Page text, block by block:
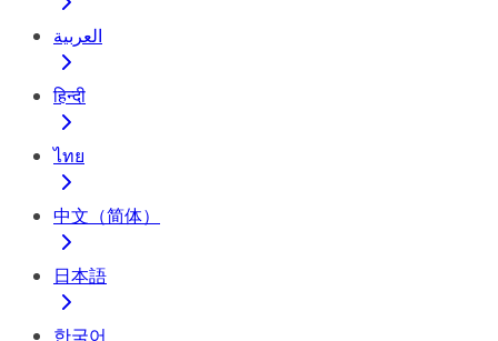
العربية
हिन्दी
ไทย
中文（简体）
日本語
한국어